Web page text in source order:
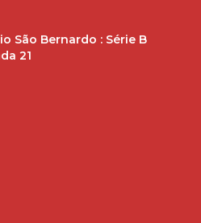
São Bernardo : Série B
21